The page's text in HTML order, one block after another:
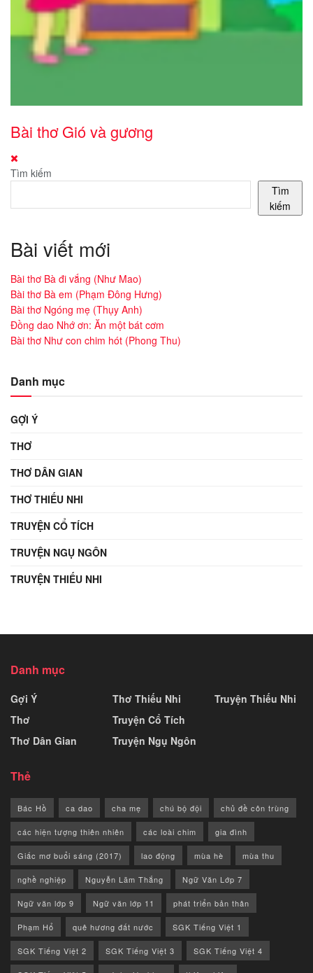
Bài thơ Gió và gương
Tìm kiếm
Tìm
kiếm
Bài viết mới
Bài thơ Bà đi vắng (Như Mao)
Bài thơ Bà em (Phạm Đông Hưng)
Bài thơ Ngóng mẹ (Thụy Anh)
Đồng dao Nhớ ơn: Ăn một bát cơm
Bài thơ Như con chim hót (Phong Thu)
Danh mục
GỢI Ý
THƠ
THƠ DÂN GIAN
THƠ THIẾU NHI
TRUYỆN CỔ TÍCH
TRUYỆN NGỤ NGÔN
TRUYỆN THIẾU NHI
Danh mục
Gợi Ý
Thơ
Thơ Dân Gian
Thơ Thiếu Nhi
Truyện Cổ Tích
Truyện Ngụ Ngôn
Truyện Thiếu Nhi
Thẻ
Bác Hồ ca dao cha mẹ chú bộ đội chủ đề côn trùng
các hiện tượng thiên nhiên các loài chim gia đình
Giấc mơ buổi sáng (2017) lao động mùa hè mùa thu
nghề nghiệp Nguyễn Lãm Thắng Ngữ Văn Lớp 7
Ngữ văn lớp 9 Ngữ văn lớp 11 phát triển bản thân
Phạm Hổ quê hương đất nước SGK Tiếng Việt 1
SGK Tiếng Việt 2 SGK Tiếng Việt 3 SGK Tiếng Việt 4